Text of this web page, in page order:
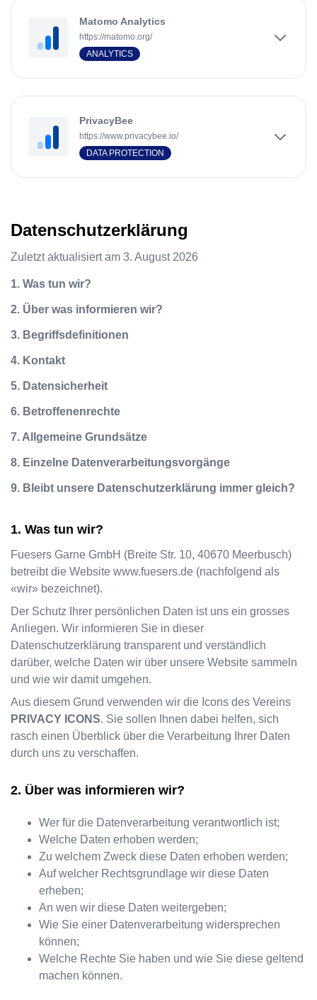
Matomo Analytics
https://matomo.org/
ANALYTICS
PrivacyBee
https://www.privacybee.io/
DATA PROTECTION
Datenschutzerklärung
Zuletzt aktualisiert am 3. August 2026
1. Was tun wir?
2. Über was informieren wir?
3. Begriffsdefinitionen
4. Kontakt
5. Datensicherheit
6. Betroffenenrechte
7. Allgemeine Grundsätze
8. Einzelne Datenverarbeitungsvorgänge
9. Bleibt unsere Datenschutzerklärung immer gleich?
Was tun wir?
Fuesers Garne GmbH (Breite Str. 10, 40670 Meerbusch)
betreibt die Website www.fuesers.de (nachfolgend als
«wir» bezeichnet).
Der Schutz Ihrer persönlichen Daten ist uns ein grosses
Anliegen. Wir informieren Sie in dieser
Datenschutzerklärung transparent und verständlich
darüber, welche Daten wir über unsere Website sammeln
und wie wir damit umgehen.
Aus diesem Grund verwenden wir die Icons des Vereins
PRIVACY ICONS. Sie sollen Ihnen dabei helfen, sich
rasch einen Überblick über die Verarbeitung Ihrer Daten
durch uns zu verschaffen.
Über was informieren wir?
Wer für die Datenverarbeitung verantwortlich ist;
Welche Daten erhoben werden;
Zu welchem Zweck diese Daten erhoben werden;
Auf welcher Rechtsgrundlage wir diese Daten
erheben;
An wen wir diese Daten weitergeben;
Wie Sie einer Datenverarbeitung widersprechen
können;
Welche Rechte Sie haben und wie Sie diese geltend
machen können.